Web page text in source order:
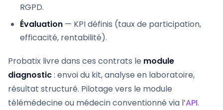
RGPD.
Évaluation — KPI définis (taux de participation,
efficacité, rentabilité).
Probatix livre dans ces contrats le module
diagnostic: envoi du kit, analyse en laboratoire,
résultat structuré. Pilotage vers le module
télémédecine ou médecin conventionné via l’API.